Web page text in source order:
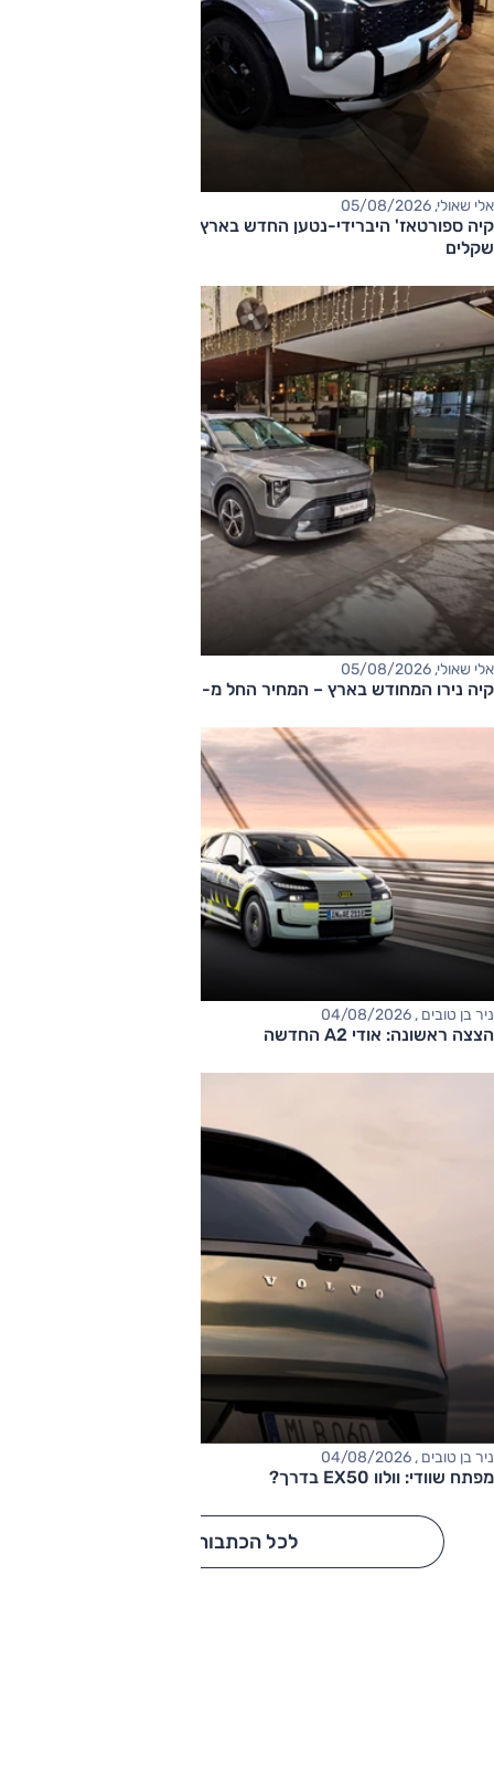
אלי שאולי, 05/08/2026
שקלים
אלי שאולי, 05/08/2026
קיה נירו המחודש בארץ – המחיר החל מ-177,000 שקלים
ניר בן טובים , 04/08/2026
הצצה ראשונה: אודי A2 החדשה
ניר בן טובים , 04/08/2026
מפתח שוודי: וולוו EX50 בדרך?
לכל הכתבות